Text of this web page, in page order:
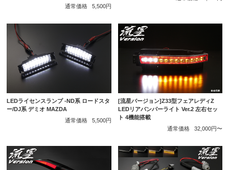
通常価格 5,500円
LEDライセンスランプ -ND系 ロードスタ
ー/DJ系 デミオ MAZDA
通常価格
5,500円
[流星バージョン]Z33型フェアレディZ
LEDリアバンパーライト Ver.2 左右セッ
ト 4機能搭載
通常価格
32,000円〜